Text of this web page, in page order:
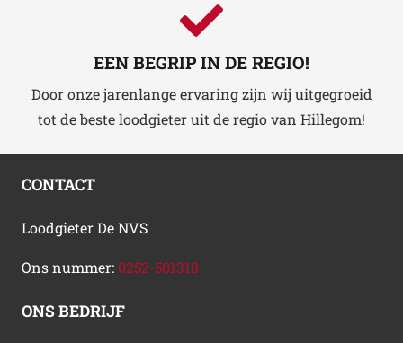
EEN BEGRIP IN DE REGIO!
Door onze jarenlange ervaring zijn wij uitgegroeid
tot de beste loodgieter uit de regio van Hillegom!
CONTACT
Loodgieter De NVS
Ons nummer: 0252-501318
ONS BEDRIJF